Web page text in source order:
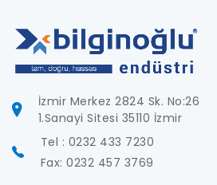
İzmir Merkez 2824 Sk. No:26
1.Sanayi Sitesi 35110 İzmir
Tel : 0232 433 7230
Fax: 0232 457 3769